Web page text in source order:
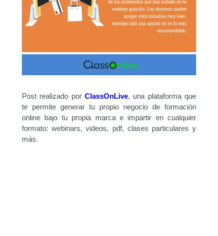
Post realizado por ClassOnLive, una plataforma que
te permite generar tu propio negocio de formación
online bajo tu propia marca e impartir en cualquier
formato: webinars, videos, pdf, clases particulares y
más.